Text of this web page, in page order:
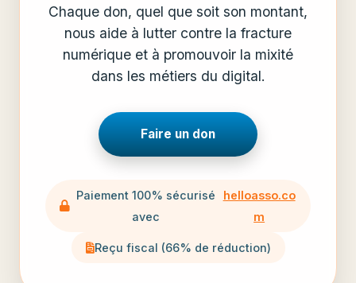
Chaque don, quel que soit son montant,
nous aide à lutter contre la fracture
numérique et à promouvoir la mixité
dans les métiers du digital.
Faire un don
Paiement 100% sécurisé
avec
helloasso.co
m
Reçu fiscal (66% de réduction)